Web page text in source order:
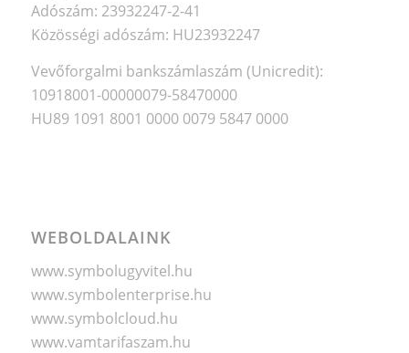
Adószám: 23932247-2-41
Közösségi adószám: HU23932247
Vevőforgalmi bankszámlaszám (Unicredit):
10918001-00000079-58470000
HU89 1091 8001 0000 0079 5847 0000
WEBOLDALAINK
www.symbolugyvitel.hu
www.symbolenterprise.hu
www.symbolcloud.hu
www.vamtarifaszam.hu